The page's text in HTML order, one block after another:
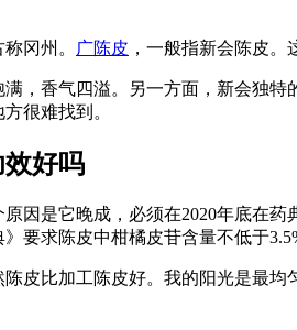
冈州。 广陈皮 ，一般指新会陈皮。
，香气四溢。另一方面，新会独
很难找到。
好吗
因是它晚成，必须在2020年底在
要求陈皮中柑橘皮苷含量不低于
皮比加工陈皮好。我的阳光是最